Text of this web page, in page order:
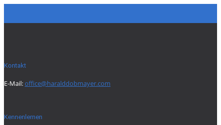
Kontakt
E-Mail:office@haralddobmayer.com
Kennenlernen